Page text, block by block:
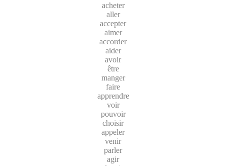
acheter
aller
accepter
aimer
accorder
aider
avoir
être
manger
faire
apprendre
voir
pouvoir
choisir
appeler
venir
parler
agir